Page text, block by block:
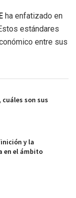
ha enfatizado en
estándares
entre sus
cuáles son sus
y la
en el ámbito